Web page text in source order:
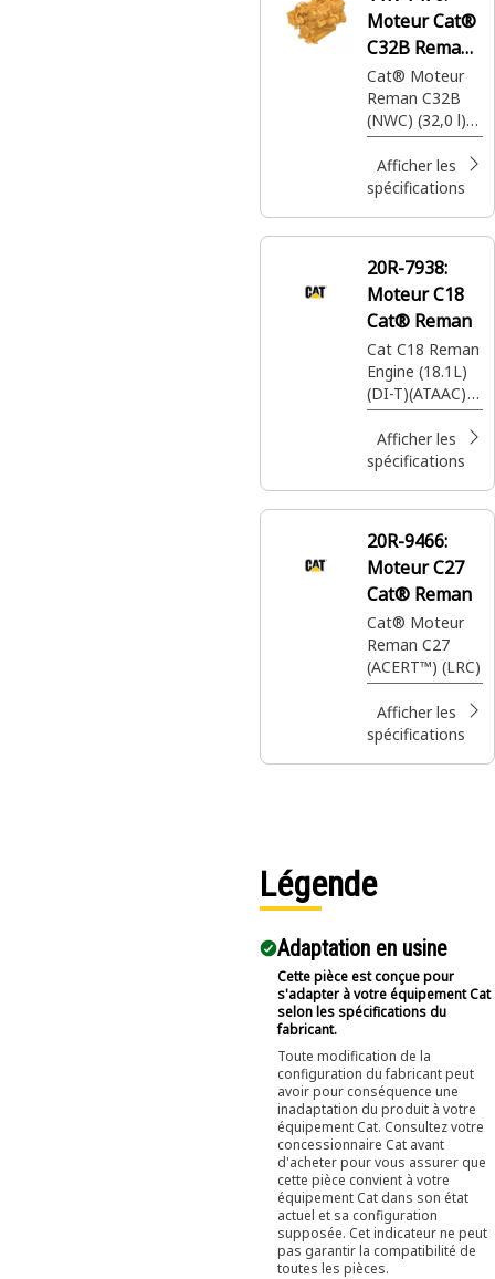
Moteur Cat®
C32B Reman
avec noyau
(NWC)
Cat® Moteur
Reman C32B
(NWC) (32,0 l)
(LRC)
(Tombereau de
chantier de
Afficher les
spécifications
20R-7938:
Moteur C18
Cat® Reman
Cat C18 Reman
Engine (18.1L)
(DI-T)(ATAAC)
(MEUI)(TIER 4
FINAL
EMISSIONS)
(FORWARD
SUMP)(W/CAT
BRAKE) (24V)
(745 AT)
Afficher les
spécifications
20R-9466:
Moteur C27
Cat® Reman
Cat® Moteur
Reman C27
(ACERT™) (LRC)
Afficher les
spécifications
Légende
Adaptation en usine
Cette pièce est conçue pour
s'adapter à votre équipement Cat
selon les spécifications du
fabricant.
Toute modification de la
configuration du fabricant peut
avoir pour conséquence une
inadaptation du produit à votre
équipement Cat. Consultez votre
concessionnaire Cat avant
d'acheter pour vous assurer que
cette pièce convient à votre
équipement Cat dans son état
actuel et sa configuration
supposée. Cet indicateur ne peut
pas garantir la compatibilité de
toutes les pièces.